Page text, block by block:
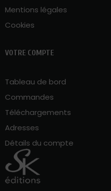
Mentions légales
Cookies
VOTRE COMPTE
Tableau de bord
Commandes
Téléchargements
Adresses
Détails du compte